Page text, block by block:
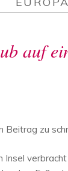
auf
Beitrag zu